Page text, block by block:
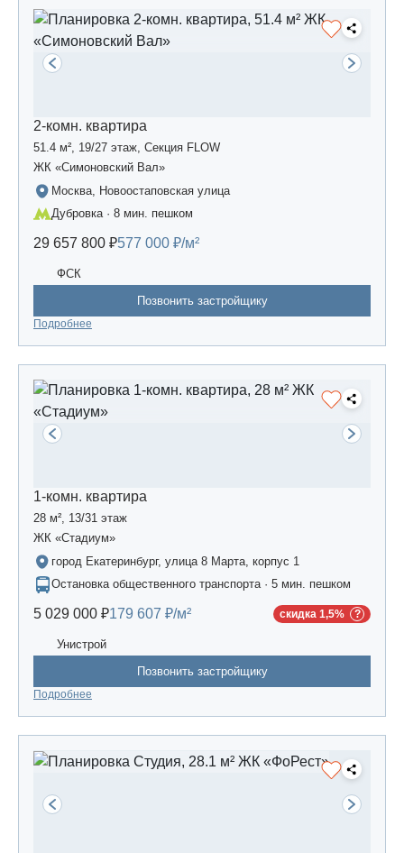
2-комн. квартира
51.4 м², 19/27 этаж, Секция FLOW
ЖК «Симоновский Вал»
Москва, Новоостаповская улица
Дубровка · 8 мин. пешком
29 657 800 ₽577 000 ₽/м²
ФСК
Позвонить застройщику
Подробнее
1-комн. квартира
28 м², 13/31 этаж
ЖК «Стадиум»
город Екатеринбург, улица 8 Марта, корпус 1
Остановка общественного транспорта · 5 мин. пешком
5 029 000 ₽179 607 ₽/м² скидка 1,5%
Унистрой
Позвонить застройщику
Подробнее